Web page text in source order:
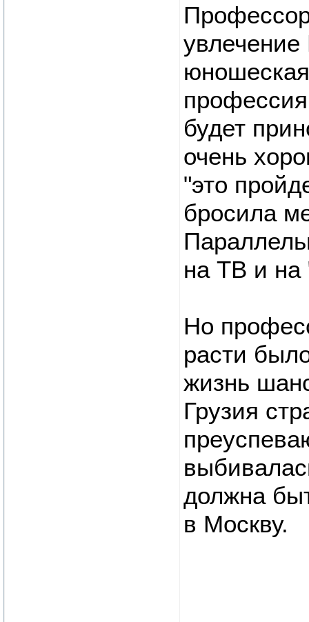
профессия
будет
очень
"это
бросила
на ТВ и на
Но
расти
жизнь
Грузия
должна
в Москву.